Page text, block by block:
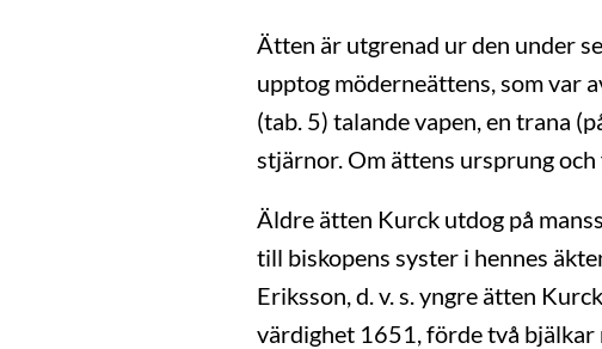
Ätten är utgrenad ur den under
upptog möderneättens, som var
(tab. 5) talande vapen, en trana
stjärnor. Om ättens ursprung
Äldre ätten Kurck utdog på
till biskopens syster i hennes
Eriksson, d. v. s. yngre ätten
värdighet 1651, förde två bjälkar